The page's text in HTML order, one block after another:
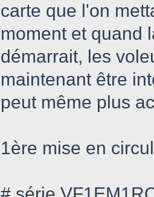
carte que l'on
moment et quand
démarrait, les
maintenant être
peut même plus
1ère mise en